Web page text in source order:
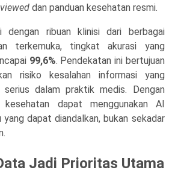
dan panduan kesehatan resmi.
dengan ribuan klinisi dari berbagai
terkemuka, tingkat akurasi yang
99,6%. Pendekatan ini bertujuan
risiko kesalahan informasi yang
dalam praktik medis. Dengan
kesehatan dapat menggunakan AI
dapat diandalkan, bukan sekadar
Jadi Prioritas Utama